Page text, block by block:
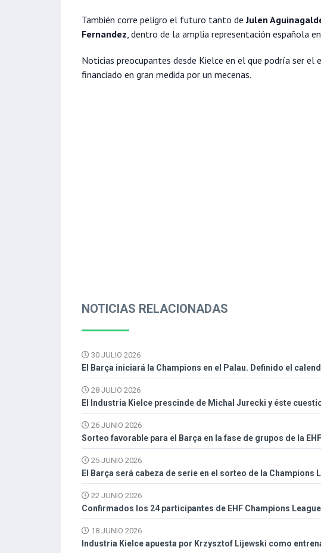
También corre peligro el futuro tanto deJulen
Fernandez , dentro de la amplia representación española
Noticias preocupantes desde Kielce en el que podría ser el
financiado en gran medida por un mecenas.
NOTICIAS RELACIONADAS
30 JULIO 2026
El Barça iniciará la Champions en el Palau. Definido el
28 JULIO 2026
El Industria Kielce prescinde de Michal Jurecki y éste
26 JUNIO 2026
Sorteo favorable para el Barça en la fase de grupos de la
25 JUNIO 2026
El Barça será cabeza de serie en el sorteo de la Champions
22 JUNIO 2026
Confirmados los 24 participantes de EHF Champions
18 JUNIO 2026
Industria Kielce apuesta por Krzysztof Lijewski como